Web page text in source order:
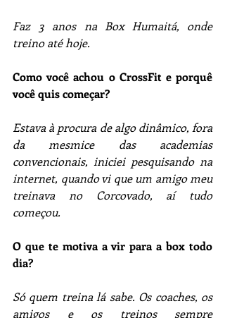
Faz 3 anos na Box Humaitá, onde
treino até hoje.
Como você achou o CrossFit e porquê
você quis começar?
Estava à procura de algo dinâmico, fora
da mesmice das academias
convencionais, iniciei pesquisando na
internet, quando vi que um amigo meu
treinava no Corcovado, aí tudo
começou.
O que te motiva a vir para a box todo
dia?
Só quem treina lá sabe. Os coaches, os
amigos e os treinos sempre